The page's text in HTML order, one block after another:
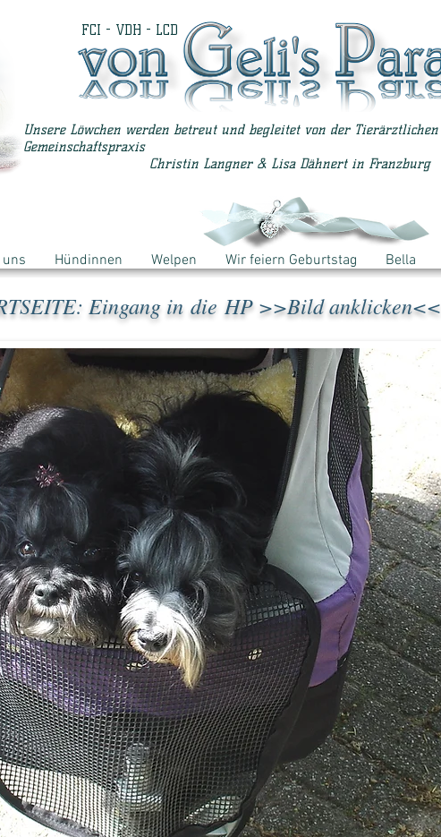
FCI - VDH - LCD
Unsere Löwchen werden betreut und begleitet von der Tierärztlichen
Gemeinschaftspraxis
Christin Langner & Lisa Dähnert in Franzburg
uns Hündinnen Welpen Wir feiern Geburtstag Bella
Eingang in die HP >>Bild anklicken<<